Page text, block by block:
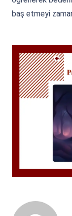
baş etmeyi